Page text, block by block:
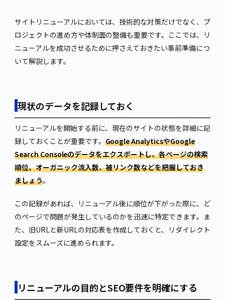
サイトリニューアルにおいては、技術的な対策だけでなく、プ
ロジェクトの進め方や体制面の整備も重要です。ここでは、リ
ニューアルを成功させるために押さえておきたい事前準備につ
いて解説します。
現状のデータを記録しておく
リニューアルを開始する前に、現在のサイトの状態を詳細に記
録しておくことが重要です。 Google AnalyticsやGoogle
Search Consoleのデータをエクスポートし、各ページの検索
順位、オーガニック流入数、被リンク数などを把握しておき
ましょう。
この記録があれば、リニューアル後に順位が下がった際に、ど
のページで問題が発生しているのかを迅速に特定できます。ま
た、旧URLと新URLの対応表を作成しておくと、リダイレクト
設定をスムーズに進められます。
リニューアルの目的とSEO要件を明確にする